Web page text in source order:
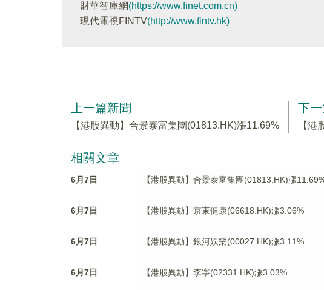
財華智庫網(https://www.finet.com.cn)
現代電視FINTV(http://www.fintv.hk)
上一篇新聞
【港股異動】合景泰富集團(01813.HK)漲11.69%
下
【港
相關文章
6月7日 【港股異動】合景泰富集團(01813.HK)漲
6月7日 【港股異動】京東健康(06618.HK)漲3.06%
6月7日 【港股異動】銀河娛樂(00027.HK)漲3.11%
6月7日 【港股異動】李寧(02331.HK)漲3.03%